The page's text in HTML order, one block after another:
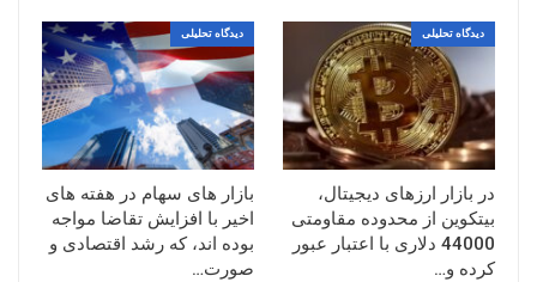
دیدگاه تحلیلی
در بازار ارزهای دیجیتال،
بیتکوین از محدوده مقاومتی
44000 دلاری با اعتبار عبور
کرده و…
دیدگاه تحلیلی
بازار های سهام در هفته های
اخیر با افزایش تقاضا مواجه
بوده اند، که رشد اقتصادی و
صورت…